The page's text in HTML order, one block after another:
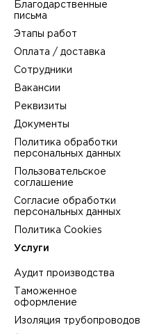
Благодарственные
письма
Этапы работ
Оплата / доставка
Сотрудники
Вакансии
Реквизиты
Документы
Политика обработки
персональных данных
Пользовательское
соглашение
Согласие обработки
персональных данных
Политика Cookies
Услуги
Аудит производства
Таможенное
оформление
Изоляция трубопроводов